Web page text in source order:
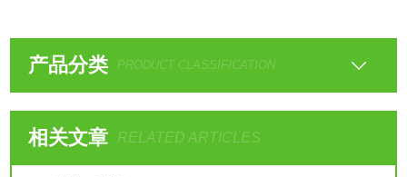
产品分类 PRODUCT CLASSIFICATION
相关文章 RELATED ARTICLES